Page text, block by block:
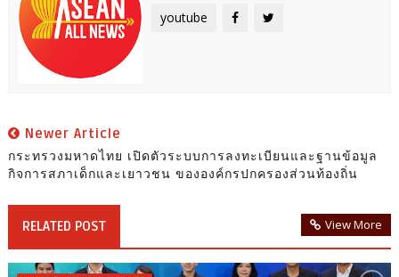
youtube
Newer Article
กระทรวงมหาดไทย เปิดตัวระบบการลงทะเบียนและฐานข้อมูล
กิจการสภาเด็กและเยาวชน ขององค์กรปกครองส่วนท้องถิ่น
RELATED POST View More